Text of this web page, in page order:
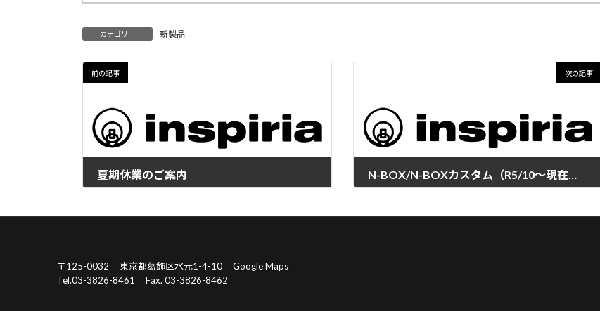
カテゴリー 新製品
前の記事
夏期休業のご案内
次の記事
N-BOX/N-BOXカスタム（R5/10～現在）にバックカメラ変換アダプター、ステアリングリモコンアダプター適合追加
〒125-0032 東京都葛飾区水元1-4-10
Google Maps
Tel.03-3826-8461
Fax. 03-3826-8462